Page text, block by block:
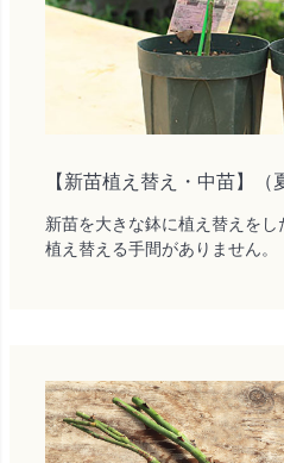
【新苗植え替え・中苗】（
新苗を大きな鉢に植え替えを
植え替える手間がありません。